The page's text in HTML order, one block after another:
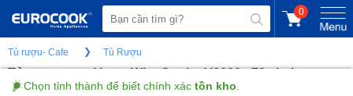
0
Tủ rượu- Cafe Tủ Rượu
Tủ rượu vang V-zug WineCooler V6000 - 72 chai